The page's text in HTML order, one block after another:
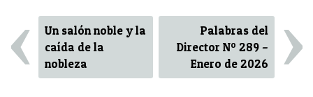
‹
Un salón noble y la
caída de la
nobleza
Palabras del
Director Nº 289 –
Enero de 2026
›